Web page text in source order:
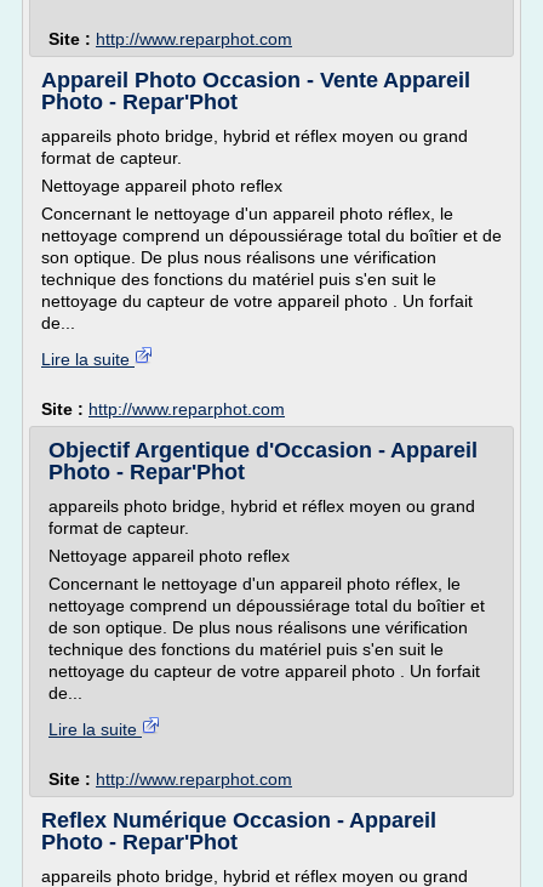
Site : http://www.reparphot.com
Appareil Photo Occasion - Vente Appareil
Photo - Repar'Phot
appareils photo bridge, hybrid et réflex moyen ou grand
format de capteur.
Nettoyage appareil photo reflex
Concernant le nettoyage d'un appareil photo réflex, le
nettoyage comprend un dépoussiérage total du boîtier et de
son optique. De plus nous réalisons une vérification
technique des fonctions du matériel puis s'en suit le
nettoyage du capteur de votre appareil photo . Un forfait
de...
Lire la suite
Site : http://www.reparphot.com
Objectif Argentique d'Occasion - Appareil
Photo - Repar'Phot
appareils photo bridge, hybrid et réflex moyen ou grand
format de capteur.
Nettoyage appareil photo reflex
Concernant le nettoyage d'un appareil photo réflex, le
nettoyage comprend un dépoussiérage total du boîtier et
de son optique. De plus nous réalisons une vérification
technique des fonctions du matériel puis s'en suit le
nettoyage du capteur de votre appareil photo . Un forfait
de...
Lire la suite
Site : http://www.reparphot.com
Reflex Numérique Occasion - Appareil
Photo - Repar'Phot
appareils photo bridge, hybrid et réflex moyen ou grand